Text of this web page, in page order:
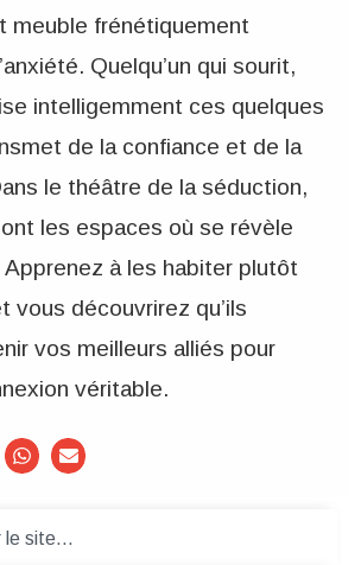
meuble frénétiquement
Quelqu’un qui sourit,
intelligemment ces quelques
de la confiance et de la
le théâtre de la séduction,
les espaces où se révèle
Apprenez à les habiter plutôt
vous découvrirez qu’ils
vos meilleurs alliés pour
véritable.